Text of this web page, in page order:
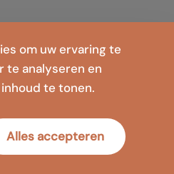
om uw ervaring te
te analyseren en
te tonen.
Alles accepteren